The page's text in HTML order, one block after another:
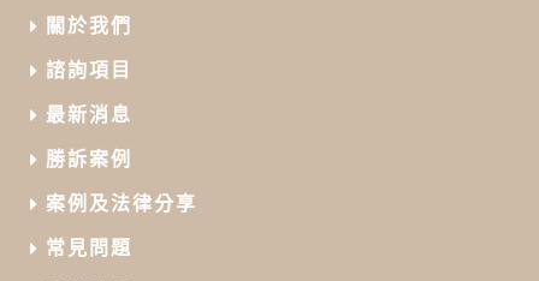
關於我們
諮詢項目
最新消息
勝訴案例
案例及法律分享
常見問題